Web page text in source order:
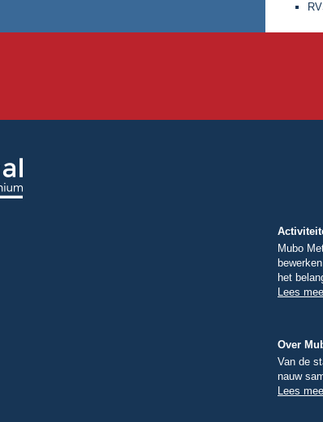
Mubo
het
Lees
Over
Van de
nauw
Lees